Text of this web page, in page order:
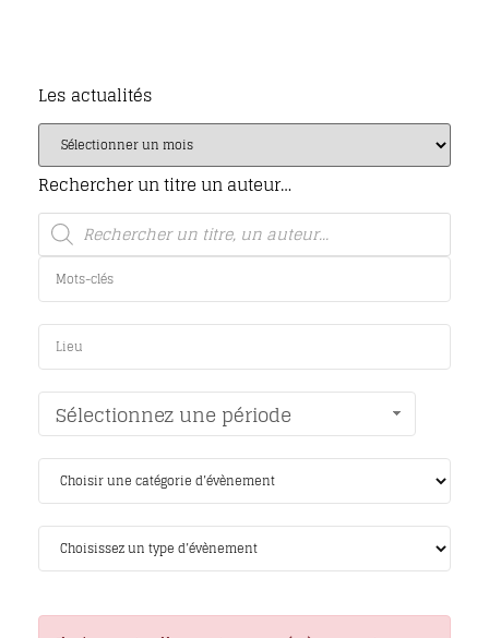
Les actualités
Rechercher un titre un auteur…
Sélectionnez une période